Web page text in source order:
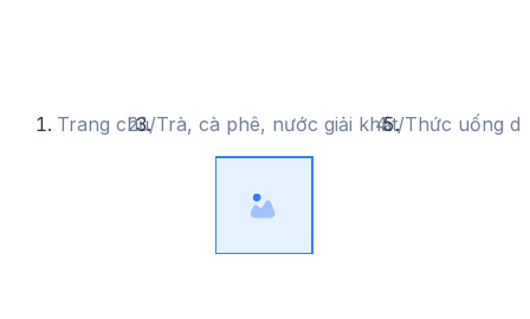
Trang chủ/Trà, cà phê, nước giải khát/Thức uống